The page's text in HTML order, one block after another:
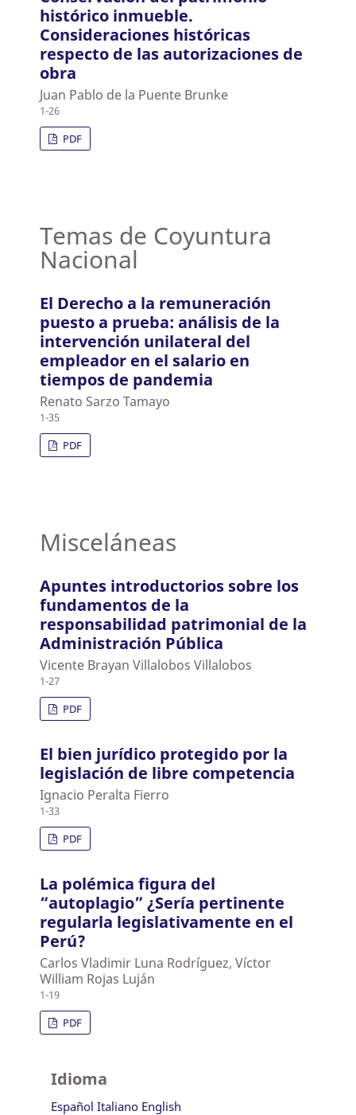
histórico inmueble.
Consideraciones históricas
respecto de las autorizaciones de
obra
Juan Pablo de la Puente Brunke
1-26
PDF
Temas de Coyuntura
Nacional
El Derecho a la remuneración
puesto a prueba: análisis de la
intervención unilateral del
empleador en el salario en
tiempos de pandemia
Renato Sarzo Tamayo
1-35
PDF
Misceláneas
Apuntes introductorios sobre los
fundamentos de la
responsabilidad patrimonial de la
Administración Pública
Vicente Brayan Villalobos Villalobos
1-27
PDF
El bien jurídico protegido por la
legislación de libre competencia
Ignacio Peralta Fierro
1-33
PDF
La polémica figura del
“autoplagio” ¿Sería pertinente
regularla legislativamente en el
Perú?
Carlos Vladimir Luna Rodríguez, Víctor
William Rojas Luján
1-19
PDF
Idioma
Español Italiano English